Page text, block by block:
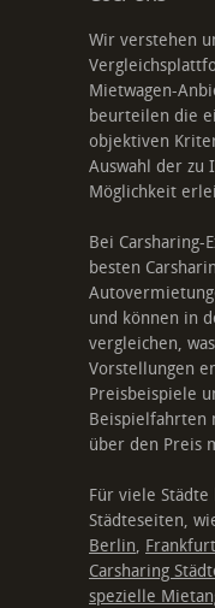
Wir verstehen
Mietwagen-
beurteilen die
objektiven
Auswahl der zu
Möglichkeit
Bei Carsharing-
besten
und können in
vergleichen,
Vorstellungen
Preisbeispiele
Beispielfahrten
über den Preis
Für viele
Städteseiten,
Berlin, Frankfurt
Carsharing
spezielle